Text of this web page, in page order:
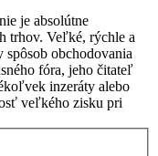
je absolútne
trhov. Veľké, rýchle a
obchodovania
fóra, jeho čitateľ
inzeráty alebo
veľkého zisku pri